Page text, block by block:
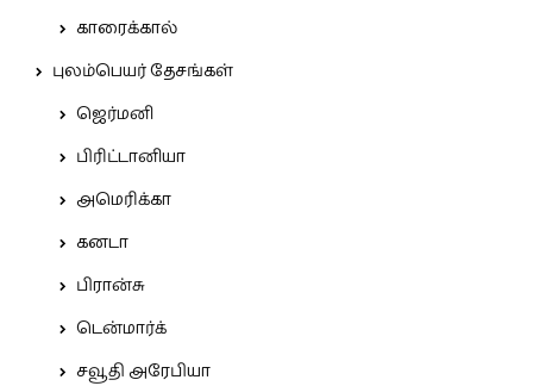
காரைக்கால்
புலம்பெயர் தேசங்கள்
ஜெர்மனி
பிரிட்டானியா
அமெரிக்கா
கனடா
பிரான்சு
டென்மார்க்
சவூதி அரேபியா